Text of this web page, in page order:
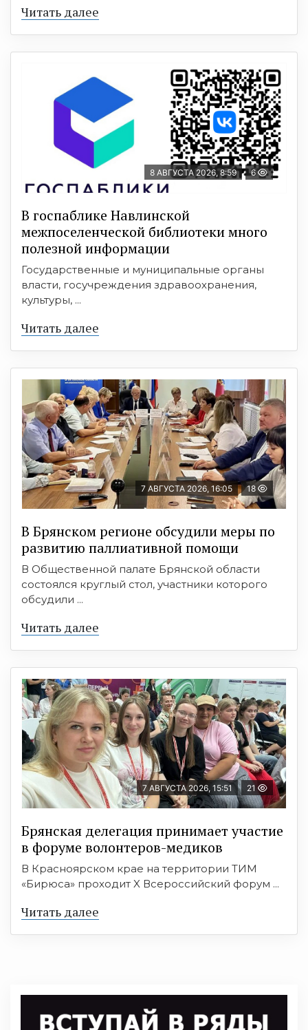
Читать далее
8 АВГУСТА 2026, 8:59 6
В госпаблике Навлинской
межпоселенческой библиотеки много
полезной информации
Государственные и муниципальные органы
власти, госучреждения здравоохранения,
культуры, ...
Читать далее
7 АВГУСТА 2026, 16:05 18
В Брянском регионе обсудили меры по
развитию паллиативной помощи
В Общественной палате Брянской области
состоялся круглый стол, участники которого
обсудили ...
Читать далее
7 АВГУСТА 2026, 15:51 21
Брянская делегация принимает участие
в форуме волонтеров-медиков
В Красноярском крае на территории ТИМ
«Бирюса» проходит X Всероссийский форум ...
Читать далее